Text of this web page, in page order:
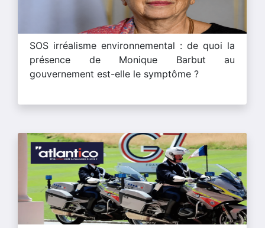
SOS irréalisme environnemental : de quoi la
présence de Monique Barbut au
gouvernement est-elle le symptôme ?